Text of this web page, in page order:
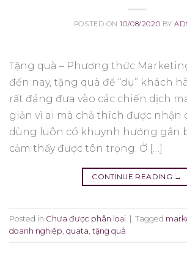
POSTED ON10/08/2020 BY
Tặng quà – Phương thức
đến nay, tặng quà để “dụ” khách
rất đáng đưa vào các chiến dịch
giản vì ai mà chả thích được nhận
dùng luôn có khuynh hướng gắn
cảm thấy được tôn trọng. Ở […]
CONTINUE READING →
Posted in Chưa được phân loại Tagged
doanh nghiệp quata tặng quà